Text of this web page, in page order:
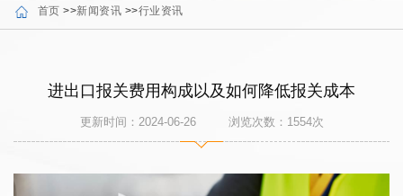
首页 >>新闻资讯 >>行业资讯
进出口报关费用构成以及如何降低报关成本
更新时间：2024-06-26 浏览次数： 1554次